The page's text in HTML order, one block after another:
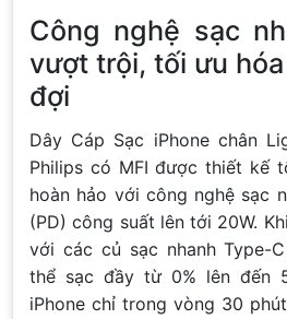
Công nghệ sạc
vượt trội, tối ưu
đợi
Dây Cáp Sạc iPhone chân
Philips có MFI được thiết kế
hoàn hảo với công nghệ sạc
(PD) công suất lên tới 20W.
với các củ sạc nhanh Type-
thể sạc đầy từ 0% lên đến
iPhone chỉ trong vòng 30